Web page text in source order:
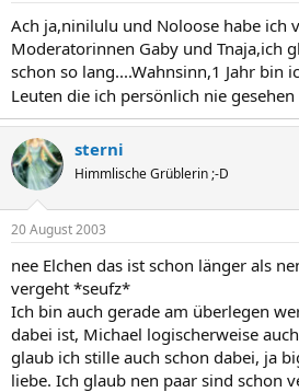
Ach ja,ninilulu und Noloose habe ich
Moderatorinnen Gaby und Tnaja,ich
schon so lang....Wahnsinn,1 Jahr bin
Leuten die ich persönlich nie
sterni
Himmlische Grüblerin ;-D
20 August 2003
nee Elchen das ist schon länger als
vergeht *seufz*
Ich bin auch gerade am überlegen
dabei ist, Michael logischerweise
glaub ich stille auch schon dabei, ja
liebe. Ich glaub nen paar sind schon